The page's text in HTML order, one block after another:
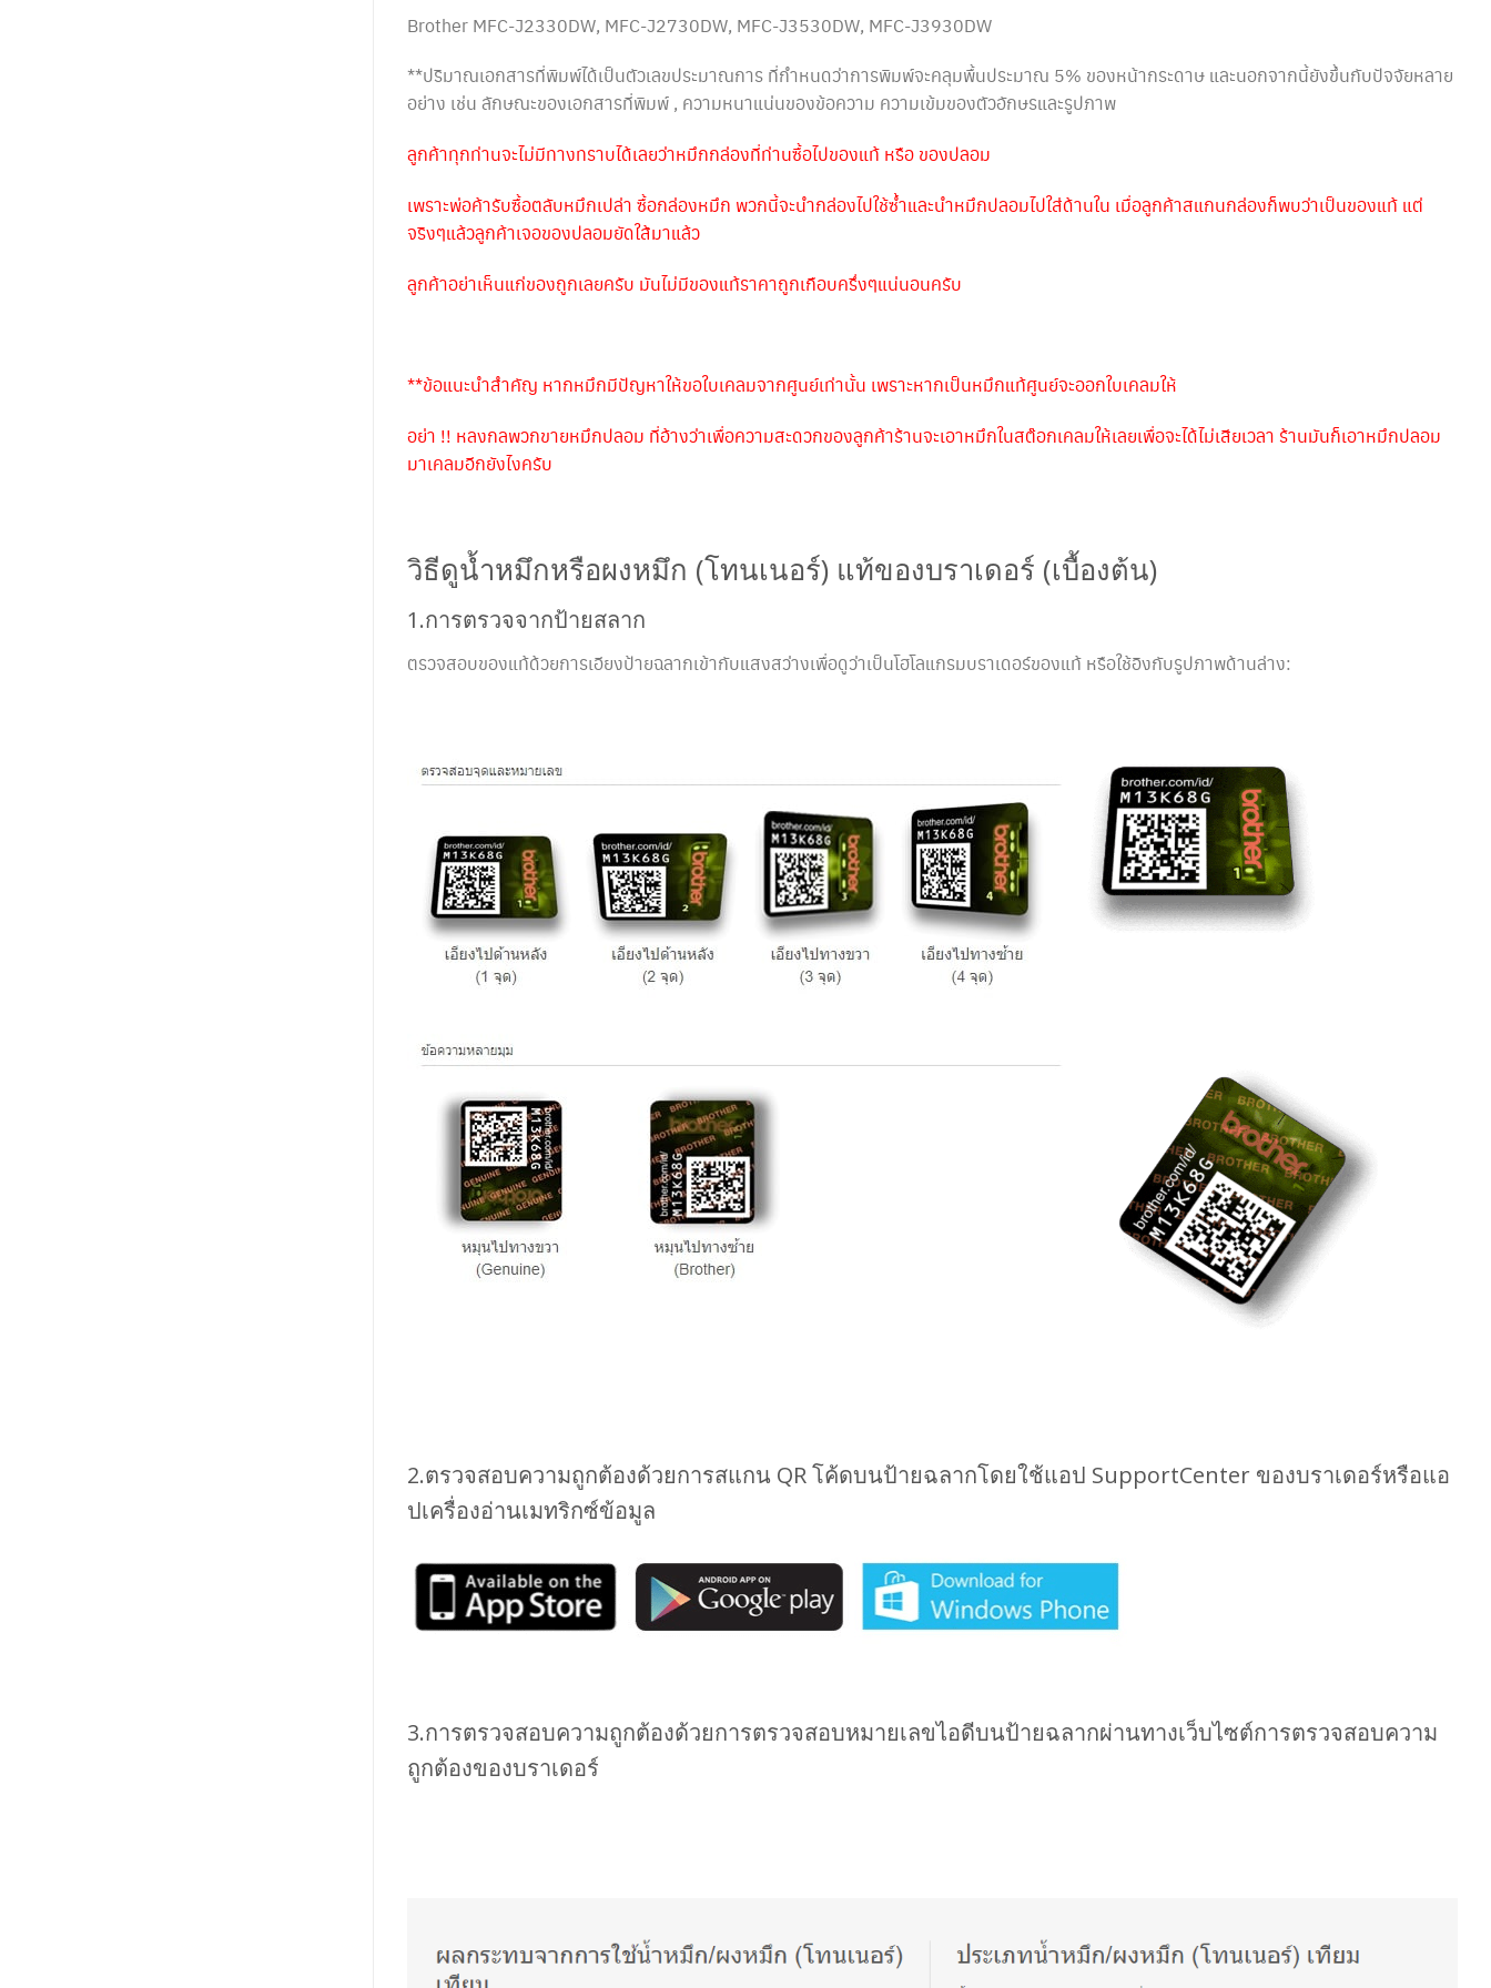
Brother MFC-J2330DW, MFC-J2730DW, MFC-J3530DW, MFC-J3930DW
**ปริมาณเอกสารที่พิมพ์ได้เป็นตัวเลขประมาณการ ที่กำหนดว่าการพิมพ์จะคลุมพื้นประมาณ 5% ของหน้ากระดาษ และนอกจากนี้ยังขึ้นกับปัจจัยหลาย
อย่าง เช่น ลักษณะของเอกสารที่พิมพ์ , ความหนาแน่นของข้อความ ความเข้มของตัวอักษรและรูปภาพ
ลูกค้าทุกท่านจะไม่มีทางทราบได้เลยว่าหมึกกล่องที่ท่านซื้อไปของแท้ หรือ ของปลอม
เพราะพ่อค้ารับซื้อตลับหมึกเปล่า ซื้อกล่องหมึก พวกนี้จะนำกล่องไปใช้ซ้ำและนำหมึกปลอมไปใส่ด้านใน เมื่อลูกค้าสแกนกล่องก็พบว่าเป็นของแท้ แต่
จริงๆแล้วลูกค้าเจอของปลอมยัดใส้มาแล้ว
ลูกค้าอย่าเห็นแก่ของถูกเลยครับ มันไม่มีของแท้ราคาถูกเกือบครึ่งๆแน่นอนครับ
**ข้อแนะนำสำคัญ หากหมึกมีปัญหาให้ขอใบเคลมจากศูนย์เท่านั้น เพราะหากเป็นหมึกแท้ศูนย์จะออกใบเคลมให้
อย่า !! หลงกลพวกขายหมึกปลอม ที่อ้างว่าเพื่อความสะดวกของลูกค้าร้านจะเอาหมึกในสต๊อกเคลมให้เลยเพื่อจะได้ไม่เสียเวลา ร้านมันก็เอาหมึกปลอม
มาเคลมอีกยังไงครับ
วิธีดูน้ำหมึกหรือผงหมึก (โทนเนอร์) แท้ของบราเดอร์ (เบื้องต้น)
1.การตรวจจากป้ายสลาก
ตรวจสอบของแท้ด้วยการเอียงป้ายฉลากเข้ากับแสงสว่างเพื่อดูว่าเป็นโฮโลแกรมบราเดอร์ของแท้ หรือใช้อิงกับรูปภาพด้านล่าง:
2.ตรวจสอบความถูกต้องด้วยการสแกน QR โค้ดบนป้ายฉลากโดยใช้แอป SupportCenter ของบราเดอร์หรือแอ
ปเครื่องอ่านเมทริกซ์ข้อมูล
3.การตรวจสอบความถูกต้องด้วยการตรวจสอบหมายเลขไอดีบนป้ายฉลากผ่านทางเว็บไซต์การตรวจสอบความ
ถูกต้องของบราเดอร์